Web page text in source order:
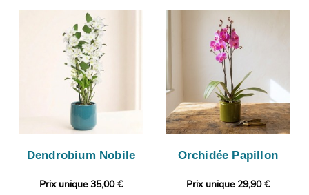
Dendrobium Nobile
Prix unique 35,00 €
Orchidée Papillon
Prix unique 29,90 €